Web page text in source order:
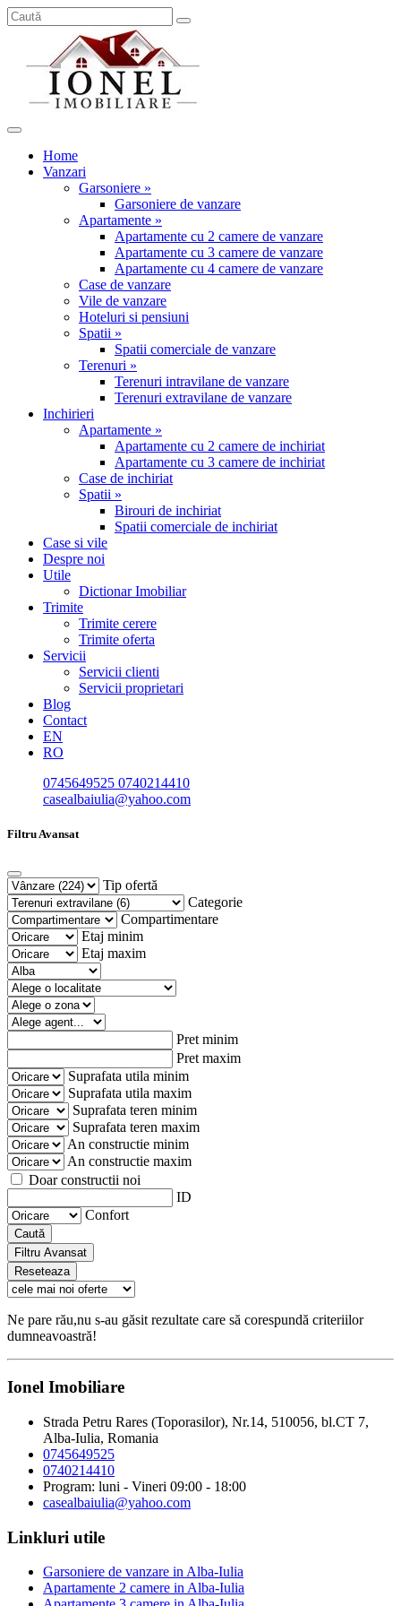
Home
Vanzari
Garsoniere »
Garsoniere de vanzare
Apartamente »
Apartamente cu 2 camere de vanzare
Apartamente cu 3 camere de vanzare
Apartamente cu 4 camere de vanzare
Case de vanzare
Vile de vanzare
Hoteluri si pensiuni
Spatii »
Spatii comerciale de vanzare
Terenuri »
Terenuri intravilane de vanzare
Terenuri extravilane de vanzare
Inchirieri
Apartamente »
Apartamente cu 2 camere de inchiriat
Apartamente cu 3 camere de inchiriat
Case de inchiriat
Spatii »
Birouri de inchiriat
Spatii comerciale de inchiriat
Case si vile
Despre noi
Utile
Dictionar Imobiliar
Trimite
Trimite cerere
Trimite oferta
Servicii
Servicii clienti
Servicii proprietari
Blog
Contact
EN
RO
0745649525 0740214410
casealbaiulia@yahoo.com
Filtru Avansat
Tip ofertă
Categorie
Compartimentare
Etaj minim
Etaj maxim
Pret minim
Pret maxim
Suprafata utila minim
Suprafata utila maxim
Suprafata teren minim
Suprafata teren maxim
An constructie minim
An constructie maxim
Doar constructii noi
ID
Confort
Caută
Filtru Avansat
Reseteaza
Ne pare rău,nu s-au găsit rezultate care să corespundă criteriilor
dumneavoastră!
Ionel Imobiliare
Strada Petru Rares (Toporasilor), Nr.14, 510056, bl.CT 7,
Alba-Iulia, Romania
0745649525
0740214410
Program: luni - Vineri 09:00 - 18:00
casealbaiulia@yahoo.com
Linkluri utile
Garsoniere de vanzare in Alba-Iulia
Apartamente 2 camere in Alba-Iulia